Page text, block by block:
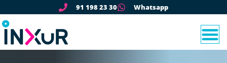
91 198 23 30 Whatsapp